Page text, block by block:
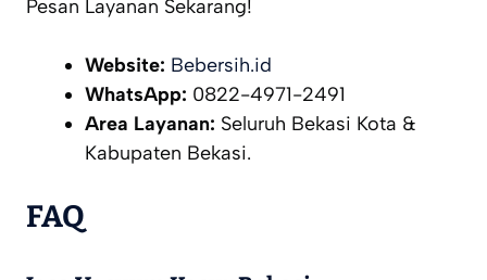
Pesan Layanan Sekarang!
Website: Bebersih.id
WhatsApp: 0822-4971-2491
Area Layanan: Seluruh Bekasi Kota &
Kabupaten Bekasi.
FAQ